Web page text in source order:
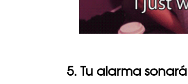
5. Tu alarma